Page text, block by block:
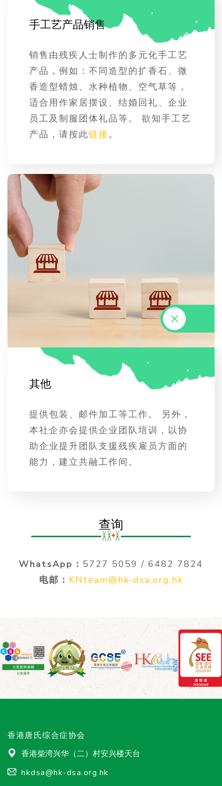
手工艺产品销售
销售由残疾人士制作的多元化手工艺
产品，例如：不同造型的扩香石、微
香造型蜡烛、水种植物、空气草等，
适合用作家居摆设、结婚回礼、企业
员工及制服团体礼品等。 欲知手工艺
产品，请按此链接。
其他
提供包装、邮件加工等工作。 另外，
本社企亦会提供企业团队培训，以协
助企业提升团队支援残疾雇员方面的
能力，建立共融工作间。
查询
WhatsApp： 5727 5059 / 6482 7824
电邮： KNteam@hk-dsa.org.hk
香港唐氏综合症协会
香港柴湾兴华（二）村安兴楼天台
hkdsa@hk-dsa.org.hk